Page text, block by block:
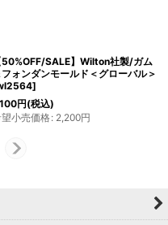
50%OFF/SALE】Wilton社製/ガム
フォンダンモールド＜グローバル＞
]
円(税込)
小売価格: 2,200円